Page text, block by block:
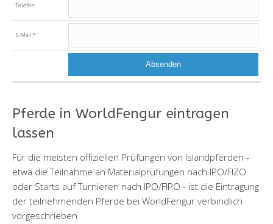
Telefon:
E-Mail:*
Pferde in WorldFengur eintragen
lassen
Für die meisten offiziellen Prüfungen von Islandpferden -
etwa die Teilnahme an Materialprüfungen nach IPO/FIZO
oder Starts auf Turnieren nach IPO/FIPO - ist die Eintragung
der teilnehmenden Pferde bei WorldFengur verbindlich
vorgeschrieben.